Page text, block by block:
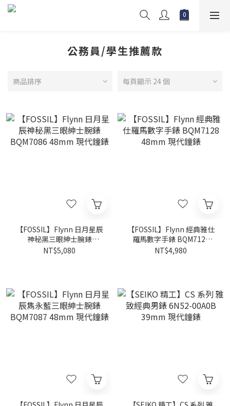
公務員/學生推薦款
商品排序 每頁顯示 24 個
【FOSSIL】Flynn 日月星辰
神秘黑三眼紳士腕錶
BQM7086 48mm 現代鐘錶
NT$5,080
【FOSSIL】Flynn 經典雅仕
羅馬數字手錶 BQM7128
48mm 現代鐘錶
NT$4,980